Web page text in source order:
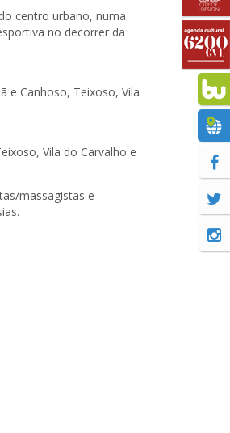
centro urbano, numa
no decorrer da
e Canhoso, Teixoso, Vila
Vila do Carvalho e
massagistas e